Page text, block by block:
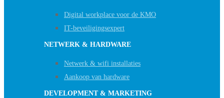
Digital workplace voor de KMO
IT-beveiligingsexpert
NETWERK & HARDWARE
Netwerk & wifi installaties
Aankoop van hardware
DEVELOPMENT & MARKETING